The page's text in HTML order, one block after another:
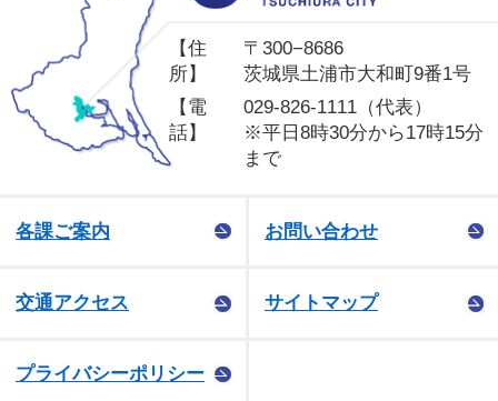
【住
所】
〒300−8686
茨城県土浦市大和町9番1号
【電
話】
029-826-1111（代表）
※平日8時30分から17時15分
まで
各課ご案内 お問い合わせ
交通アクセス サイトマップ
プライバシーポリシー